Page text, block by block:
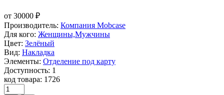
от 30000 ₽
Производитель: Компания Mobcase
Для кого: Женщины,Мужчины
Цвет: Зелёный
Вид: Накладка
Элементы: Отделение под карту
Доступность: 1
код товара: 1726